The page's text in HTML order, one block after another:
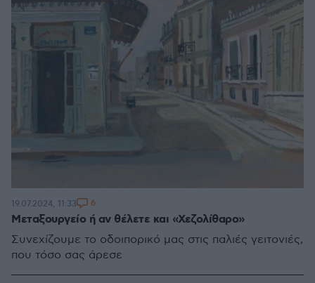
Μεταξουργείο ή αν θέλετε και «Χεζολίθαρο»
Συνεχίζουμε το οδοιπορικό μας στις παλιές γειτονιές,
που τόσο σας άρεσε
19.07.2024, 11:33 6